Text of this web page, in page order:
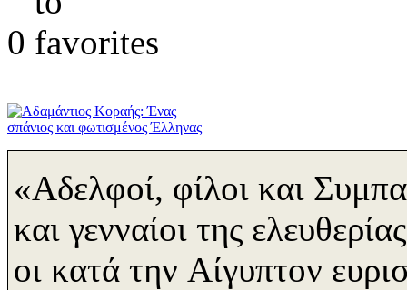
0
«Aδελφοί, φίλοι και
και γενναίοι της
οι κατά την Aίγυπτον